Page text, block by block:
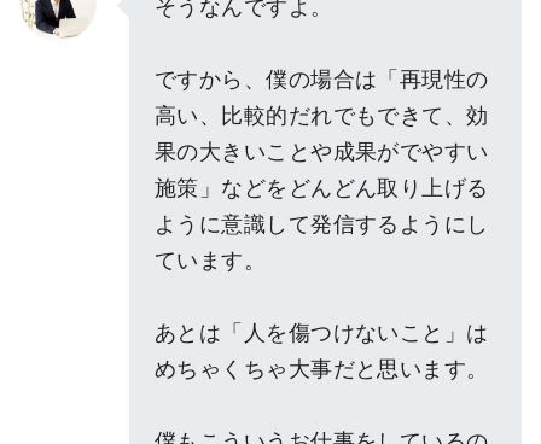
そうなんですよ。
ですから、僕の場合は「再現性の
高い、比較的だれでもできて、効
果の大きいことや成果がでやすい
施策」などをどんどん取り上げる
ように意識して発信するようにし
ています。
あとは「人を傷つけないこと」は
めちゃくちゃ大事だと思います。